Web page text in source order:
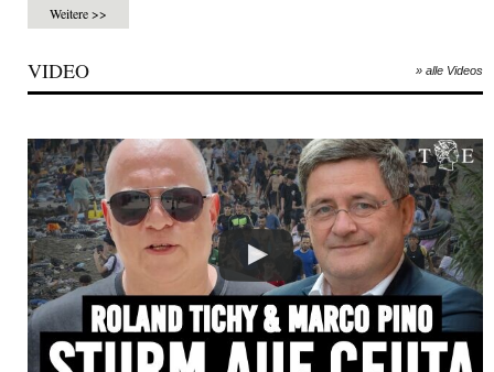
Weitere >>
VIDEO » alle Videos